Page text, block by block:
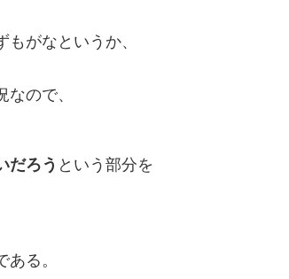
がなというか、
ので、
だろう という部分を
ある。